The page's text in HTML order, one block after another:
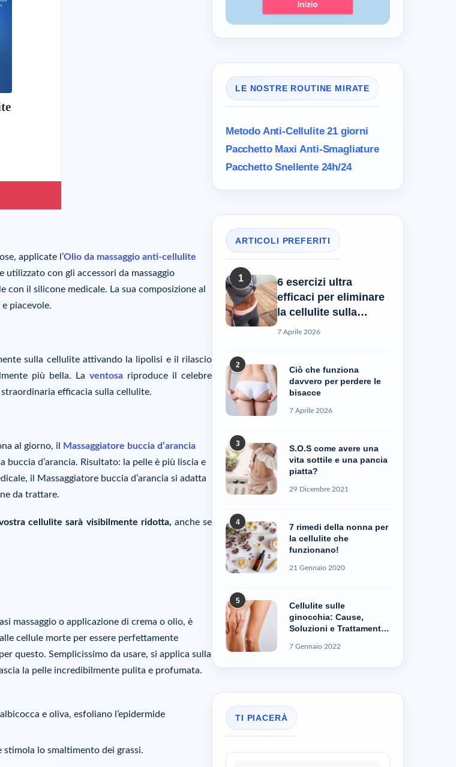
applicate l’Olio da massaggio anti-cellulite
con gli accessori da massaggio
il silicone medicale. La sua composizione al
piacevole.
sulla cellulite attivando la lipolisi e il rilascio
più bella. La ventosariproduce il celebre
efficacia sulla cellulite.
al giorno, il
Massaggiatore buccia d’arancia
d’arancia. Risultato: la pelle è più liscia e
il Massaggiatore buccia d’arancia si adatta
da trattare.
cellulite sarà visibilmente ridotta, anche se
massaggio o applicazione di crema o olio, è
cellule morte per essere perfettamente
questo. Semplicissimo da usare, si applica sulla
la pelle incredibilmente pulita e profumata.
e oliva, esfoliano l’epidermide
stimola lo smaltimento dei grassi.
LE NOSTRE ROUTINE MIRATE
Metodo Anti-Cellulite21 giorni
Pacchetto MaxiAnti-Smagliature
Pacchetto Snellente 24h/24
ARTICOLI PREFERITI
1
6 esercizi ultra
efficaci per eliminare
la cellulite sulla
pancia
7 Aprile 2026
2
Ciò che funziona
davvero per perdere le
bisacce
7 Aprile 2026
3
S.O.S come avere una
vita sottile e una pancia
piatta?
29 Dicembre 2021
4
7 rimedi della nonna per
la cellulite che
funzionano!
21 Gennaio 2020
5
Cellulite sulle
ginocchia: Cause,
Soluzioni e Trattamenti
7 Gennaio 2022
TI PIACERÀ